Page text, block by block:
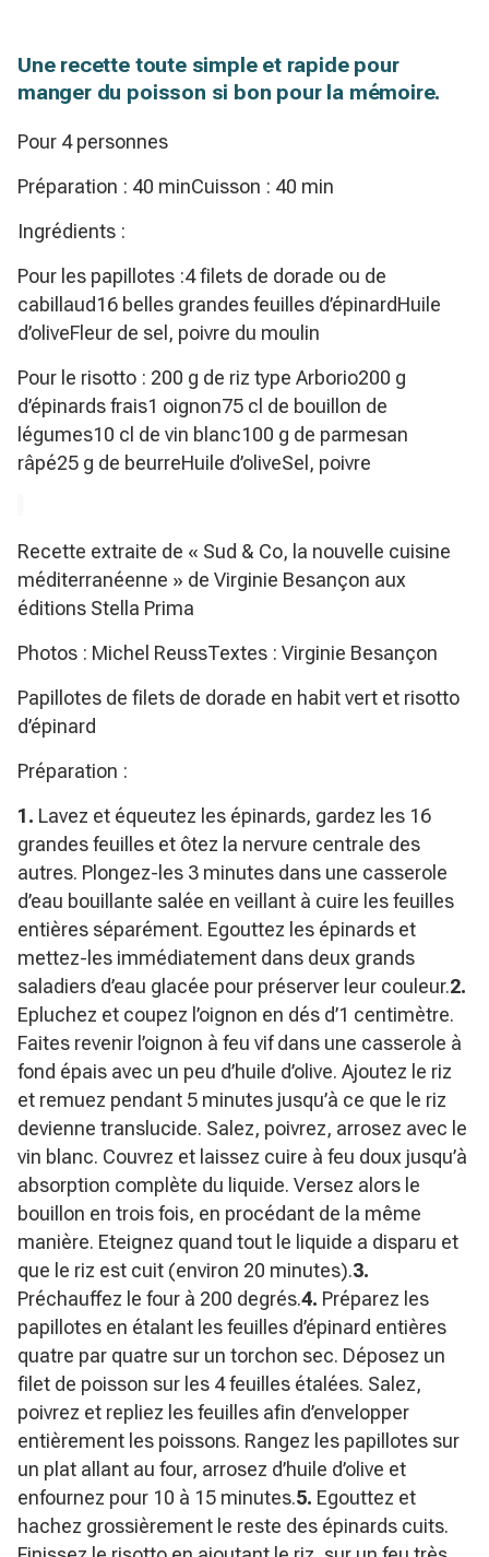
Une recette toute simple et rapide pour
manger du poisson si bon pour la mémoire.
Pour 4 personnes
Préparation : 40 minCuisson : 40 min
Ingrédients :
Pour les papillotes :4 filets de dorade ou de
cabillaud16 belles grandes feuilles d’épinardHuile
d’oliveFleur de sel, poivre du moulin
Pour le risotto : 200 g de riz type Arborio200 g
d’épinards frais1 oignon75 cl de bouillon de
légumes10 cl de vin blanc100 g de parmesan
râpé25 g de beurreHuile d’oliveSel, poivre
Recette extraite de « Sud & Co, la nouvelle cuisine
méditerranéenne » de Virginie Besançon aux
éditions Stella Prima
Photos : Michel ReussTextes : Virginie Besançon
Papillotes de filets de dorade en habit vert et risotto
d’épinard
Préparation :
1. Lavez et équeutez les épinards, gardez les 16
grandes feuilles et ôtez la nervure centrale des
autres. Plongez-les 3 minutes dans une casserole
d’eau bouillante salée en veillant à cuire les feuilles
entières séparément. Egouttez les épinards et
mettez-les immédiatement dans deux grands
saladiers d’eau glacée pour préserver leur couleur.2.
Epluchez et coupez l’oignon en dés d’1 centimètre.
Faites revenir l’oignon à feu vif dans une casserole à
fond épais avec un peu d’huile d’olive. Ajoutez le riz
et remuez pendant 5 minutes jusqu’à ce que le riz
devienne translucide. Salez, poivrez, arrosez avec le
vin blanc. Couvrez et laissez cuire à feu doux jusqu’à
absorption complète du liquide. Versez alors le
bouillon en trois fois, en procédant de la même
manière. Eteignez quand tout le liquide a disparu et
que le riz est cuit (environ 20 minutes).3.
Préchauffez le four à 200 degrés.4. Préparez les
papillotes en étalant les feuilles d’épinard entières
quatre par quatre sur un torchon sec. Déposez un
filet de poisson sur les 4 feuilles étalées. Salez,
poivrez et repliez les feuilles afin d’envelopper
entièrement les poissons. Rangez les papillotes sur
un plat allant au four, arrosez d’huile d’olive et
enfournez pour 10 à 15 minutes.5. Egouttez et
hachez grossièrement le reste des épinards cuits.